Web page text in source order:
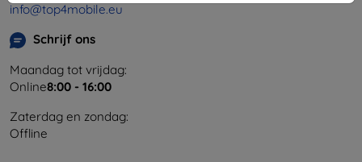
info@top4mobile.eu
Schrijf ons
Maandag tot vrijdag:
Online8:00 - 16:00
Zaterdag en zondag:
Offline